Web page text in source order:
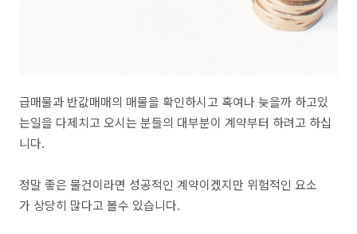
급매물과 반값매매의 매물을 확인하시고 혹여나 늦을까 하고있
는일을 다제치고 오시는 분들의 대부분이 계약부터 하려고 하십
니다.
정말 좋은 물건이라면 성공적인 계약이겠지만 위험적인 요소
가 상당히 많다고 볼수 있습니다.